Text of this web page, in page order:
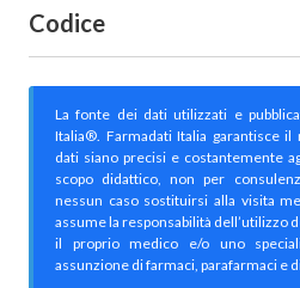
Codice
La fonte dei dati utilizzati e
Italia®. Farmadati Italia garantisce
dati siano precisi e costantemente
scopo didattico, non per
nessun caso sostituirsi alla visita
assume la responsabilità dell’utilizzo
il proprio medico e/o uno
assunzione di farmaci, parafarmaci e